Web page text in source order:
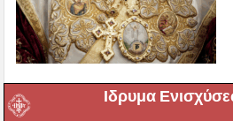
Ιδρυμα